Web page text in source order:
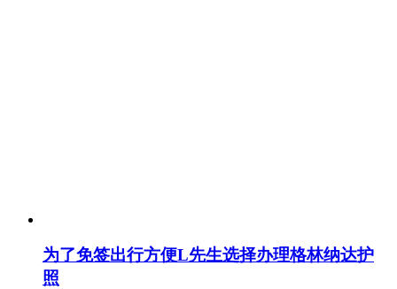
为了免签出行方便L先生选择办理格林纳达护
照